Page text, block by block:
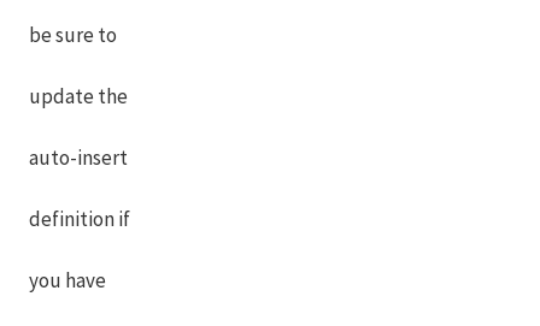
be sure to
update the
auto-insert
definition if
you have